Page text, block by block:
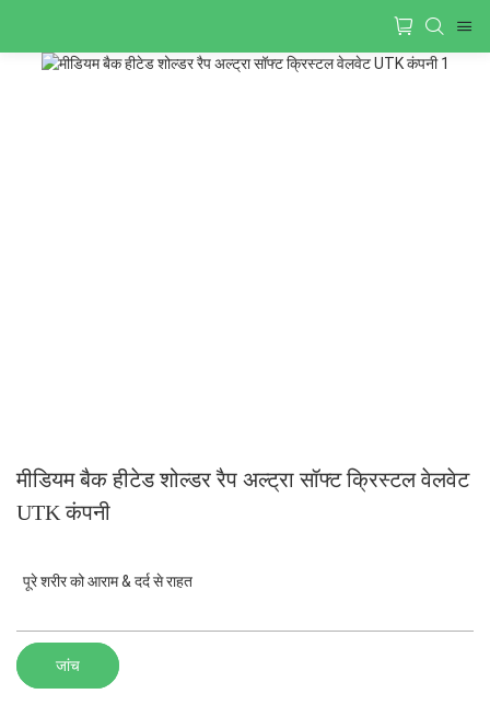
मीडियम बैक हीटेड शोल्डर रैप अल्ट्रा सॉफ्ट क्रिस्टल वेलवेट
UTK कंपनी
पूरे शरीर को आराम & दर्द से राहत
जांच